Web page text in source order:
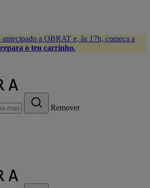
antecipado a OBRAT e, às 17h, começa a
o teu carrinho.
Remover